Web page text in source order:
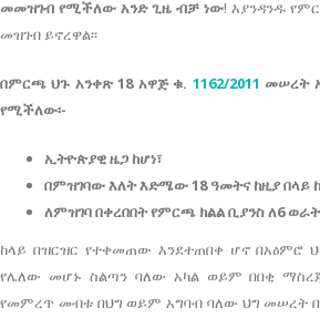
መመዝገብ የሚችለው አንድ ጊዜ ብቻ ነው! እያንዳንዱ
መዝገብ ይኖረዋል፡፡
በምርጫ ህጉ አንቀጽ 18 አዋጅ ቁ. 1162/2011 መሠረት
የሚችለው፡-
ኢትዮጵያዊ ዜጋ ከሆነ፣
በምዝገባው እለት እድሜው 18 ዓመትና ከዚያ በላይ
ለምዝገባ በቀረበበት የምርጫ ክልል ቢያንስ ለ6 ወራት
ከላይ በዝርዝር የተቀመጠው እንደተጠበቀ ሆኖ በአዕምሮ
የሌለው መሆኑ ስልጣን ባለው አካል ወይም በበቂ
የመምረጥ መብቱ በህግ ወይም አግባብ ባለው ህግ መሠረት